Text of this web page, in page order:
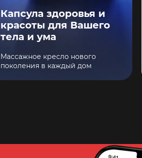
Капсула здоровья и
красоты для Вашего
тела и ума
Массажное кресло нового
поколения в каждый дом